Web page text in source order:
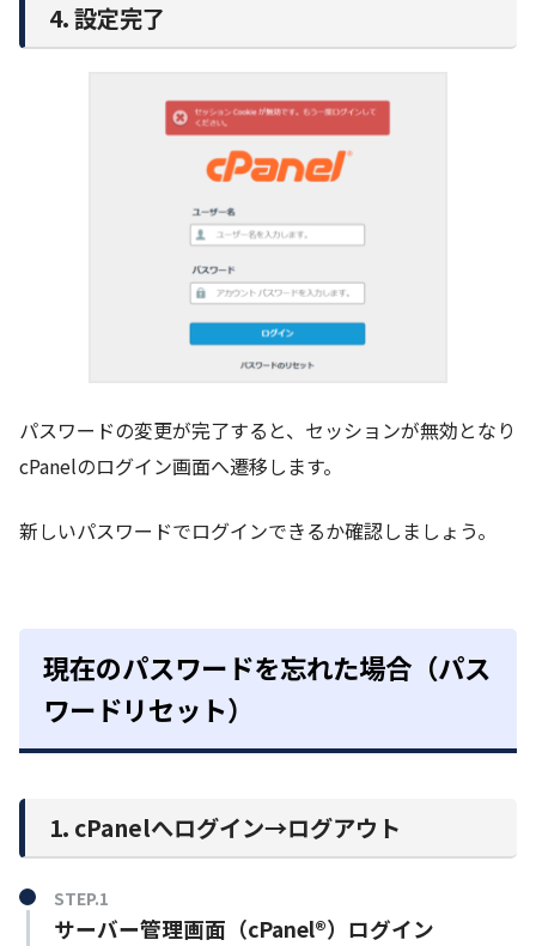
4. 設定完了
パスワードの変更が完了すると、セッションが無効となり
cPanelのログイン画面へ遷移します。
新しいパスワードでログインできるか確認しましょう。
現在のパスワードを忘れた場合（パス
ワードリセット）
1. cPanelへログイン→ログアウト
STEP.1
サーバー管理画面（cPanel®）ログイン